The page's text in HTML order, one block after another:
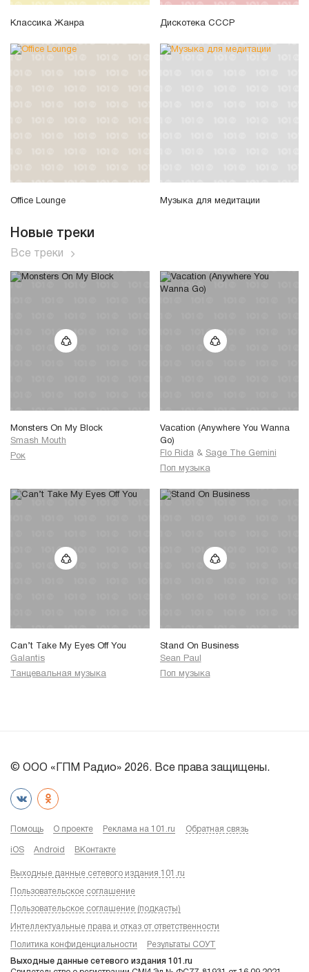
Классика Жанра Дискотека СССР
Office Lounge Музыка для медитации
Новые треки
Все треки
Monsters On My Block
Smash Mouth
Рок
Vacation (Anywhere You Wanna
Go)
Flo Rida & Sage The Gemini
Поп музыка
Can’t Take My Eyes Off You
Galantis
Танцевальная музыка
Stand On Business
Sean Paul
Поп музыка
© ООО «ГПМ Радио» 2026. Все права защищены.
Помощь О проекте Реклама на 101.ru Обратная связь
iOS Android ВКонтакте
Выходные данные сетевого издания 101.ru
Пользовательское соглашение
Пользовательское соглашение (подкасты)
Интеллектуальные права и отказ от ответственности
Политика конфиденциальности Результаты СОУТ
Выходные данные сетевого издания 101.ru